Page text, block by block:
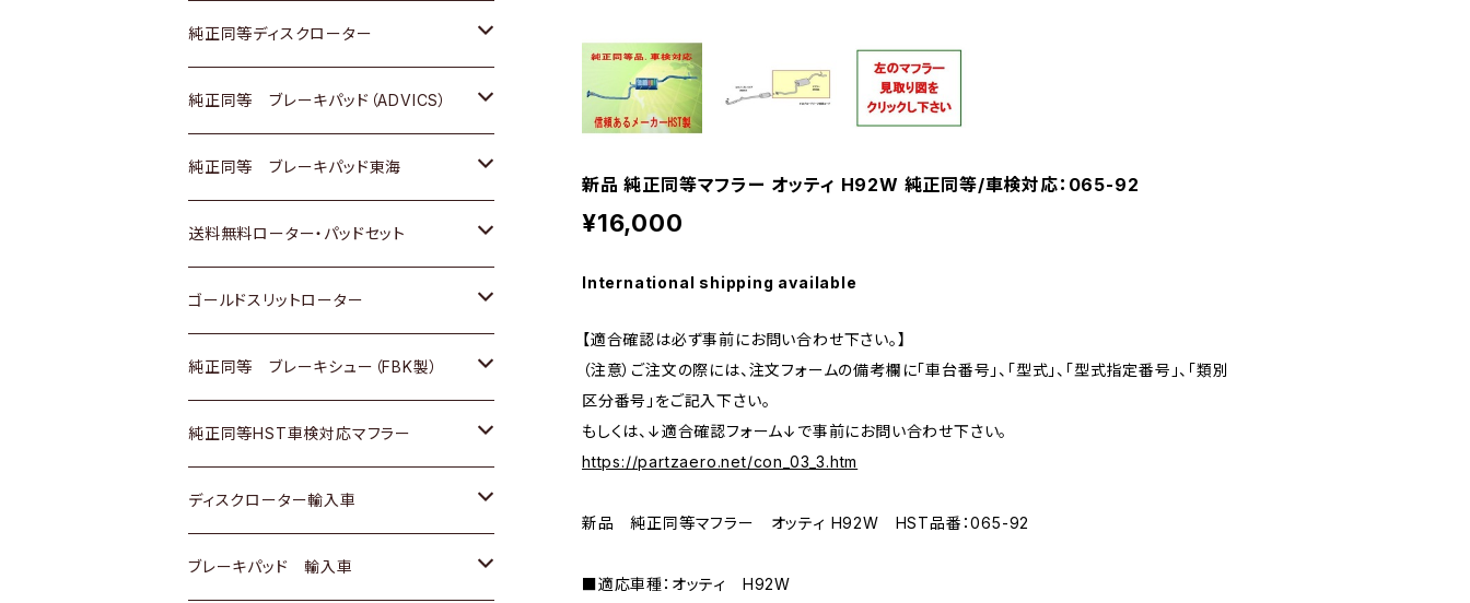
新品 純正同等マフラー オッティ H92W 純正同等/車検対応：065-92
¥16,000
International shipping available
【適合確認は必ず事前にお問い合わせ下さい。】
（注意）ご注文の際には、注文フォームの備考欄に「車台番号」、「型式」、「型式指定番号」、「類別
区分番号」をご記入下さい。
もしくは、↓適合確認フォーム↓で事前にお問い合わせ下さい。
https://partzaero.net/con_03_3.htm
新品 純正同等マフラー オッティ H92W HST品番：065-92
■適応車種：オッティ H92W
マツダ
三菱
スバル
日野
三菱ふそう
ＢＭＷ
ダイハツ
マツダ
三菱
日野
三菱ふそう
ダイハツ
三菱
日野
三菱ふそう
その他
日産
ダイハツ
マツダ
三菱
スバル
スズキ
日産
いすゞ
ダイハツ
マツダ
三菱
スバル
日産
いすゞ
ダイハツ
マツダ
三菱
トヨタ
ホンダ
スズキ
日産
ダイハツ
マツダ
三菱
スバル
純正同等ディスクローター
トヨタ
ホンダ
スズキ
日産
いすゞ
ダイハツ
マツダ
三菱
純正同等 ブレーキパッド（ADVICS）
トヨタ
ホンダ
スズキ
日産
ダイハツ
マツダ
三菱
純正同等 ブレーキパッド東海
トヨタ
ホンダ
日産
いすゞ
ダイハツ
マツダ
送料無料ローター・パッドセット
トヨタ
ホンダ
スズキ
日産
ダイハツ
ゴールドスリットローター
トヨタ
ホンダ
スズキ
日産
純正同等 ブレーキシュー（FBK製）
ホンダ
スズキ
日産
純正同等HST車検対応マフラー
トヨタ
ホンダ
ディスクローター輸入車
ＡＵＤＩ
ブレーキパッド 輸入車